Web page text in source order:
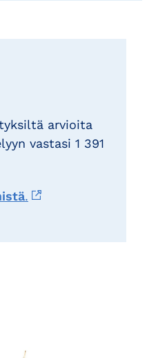
arvioita
vastasi 1 391
.